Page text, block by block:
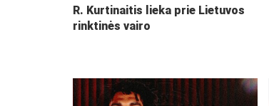
R. Kurtinaitis lieka prie Lietuvos
rinktinės vairo